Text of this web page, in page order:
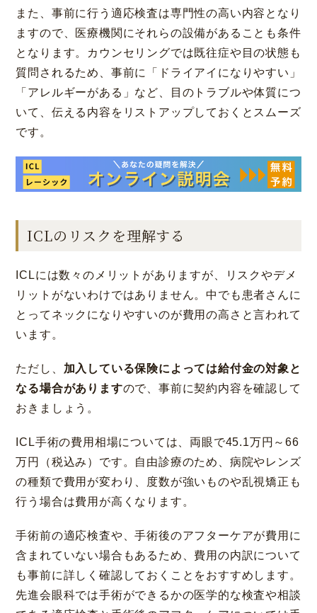
また、事前に行う適応検査は専門性の高い内容となり
ますので、医療機関にそれらの設備があることも条件
となります。カウンセリングでは既往症や目の状態も
質問されるため、事前に「ドライアイになりやすい」
「アレルギーがある」など、目のトラブルや体質につ
いて、伝える内容をリストアップしておくとスムーズ
です。
ICLのリスクを理解する
ICLには数々のメリットがありますが、リスクやデメ
リットがないわけではありません。中でも患者さんに
とってネックになりやすいのが費用の高さと言われて
います。
ただし、 加入している保険によっては給付金の対象と
なる場合がありますので、事前に契約内容を確認して
おきましょう。
ICL手術の費用相場については、両眼で45.1万円～66
万円（税込み）です。自由診療のため、病院やレンズ
の種類で費用が変わり、度数が強いものや乱視矯正も
行う場合は費用が高くなります。
手術前の適応検査や、手術後のアフターケアが費用に
含まれていない場合もあるため、費用の内訳について
も事前に詳しく確認しておくことをおすすめします。
先進会眼科では手術ができるかの医学的な検査や相談